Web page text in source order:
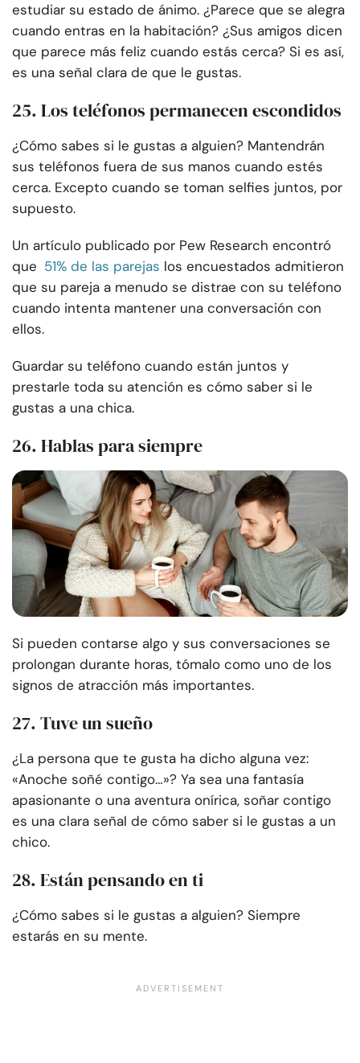
estudiar su estado de ánimo. ¿Parece que se alegra
cuando entras en la habitación? ¿Sus amigos dicen
que parece más feliz cuando estás cerca? Si es así,
es una señal clara de que le gustas.
25. Los teléfonos permanecen escondidos
¿Cómo sabes si le gustas a alguien? Mantendrán
sus teléfonos fuera de sus manos cuando estés
cerca. Excepto cuando se toman selfies juntos, por
supuesto.
Un artículo publicado por Pew Research encontró
que 51% de las parejas los encuestados admitieron
que su pareja a menudo se distrae con su teléfono
cuando intenta mantener una conversación con
ellos.
Guardar su teléfono cuando están juntos y
prestarle toda su atención es cómo saber si le
gustas a una chica.
26. Hablas para siempre
Si pueden contarse algo y sus conversaciones se
prolongan durante horas, tómalo como uno de los
signos de atracción más importantes.
27. Tuve un sueño
¿La persona que te gusta ha dicho alguna vez:
«Anoche soñé contigo…»? Ya sea una fantasía
apasionante o una aventura onírica, soñar contigo
es una clara señal de cómo saber si le gustas a un
chico.
28. Están pensando en ti
¿Cómo sabes si le gustas a alguien? Siempre
estarás en su mente.